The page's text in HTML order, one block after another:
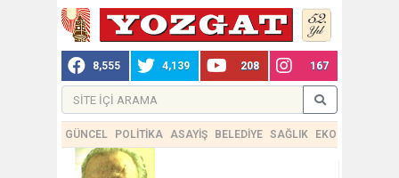
8,555 4,139 208 167
GÜNCEL POLİTİKA ASAYİŞ BELEDİYE SAĞLIK EKONOMİ